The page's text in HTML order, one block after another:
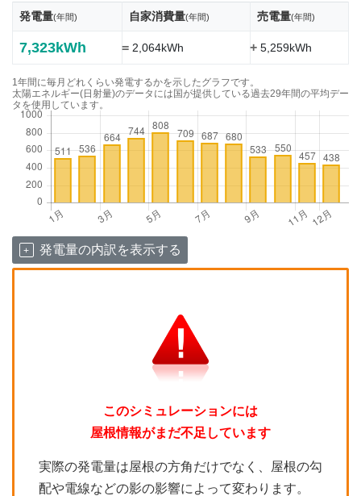
発電量(年間) 自家消費量(年間) 売電量(年間)
7,323kWh =2,064kWh +5,259kWh
1年間に毎月どれくらい発電するかを示したグラフです。
太陽エネルギー(日射量)のデータには国が提供している過去29年間の平均デー
タを使用しています。
発電量の内訳を表示する
このシミュレーションには
屋根情報がまだ不足しています
実際の発電量は屋根の方角だけでなく、屋根の勾
配や電線などの影の影響によって変わります。